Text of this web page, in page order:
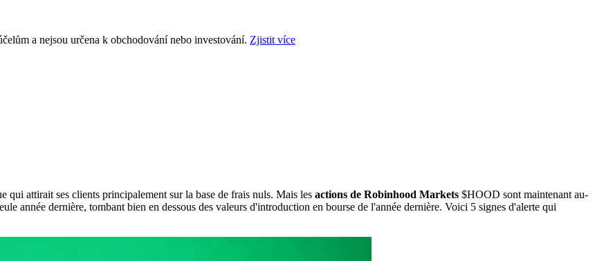
a nejsou určena k obchodování nebo investování. Zjistit více
qui attirait ses clients principalement sur la base de frais nuls. Mais les actions de Robinhood Markets $HOOD sont maintenant au-
année dernière, tombant bien en dessous des valeurs d'introduction en bourse de l'année dernière. Voici 5 signes d'alerte qui